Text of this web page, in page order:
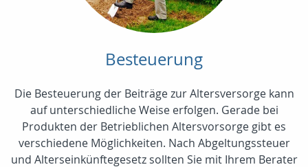
Besteuerung
Die Besteuerung der Beiträge zur Altersversorge kann
auf unterschiedliche Weise erfolgen. Gerade bei
Produkten der Betrieblichen Altersvorsorge gibt es
verschiedene Möglichkeiten. Nach Abgeltungssteuer
und Alterseinkünftegesetz sollten Sie mit Ihrem Berater